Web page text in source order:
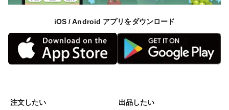
iOS / Android アプリをダウンロード
注文したい 出品したい